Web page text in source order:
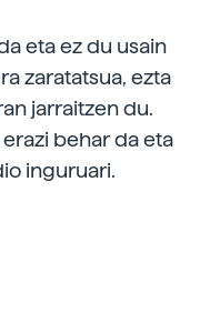
eta ez du usain
zaratatsua, ezta
jarraitzen du.
behar da eta
inguruari.